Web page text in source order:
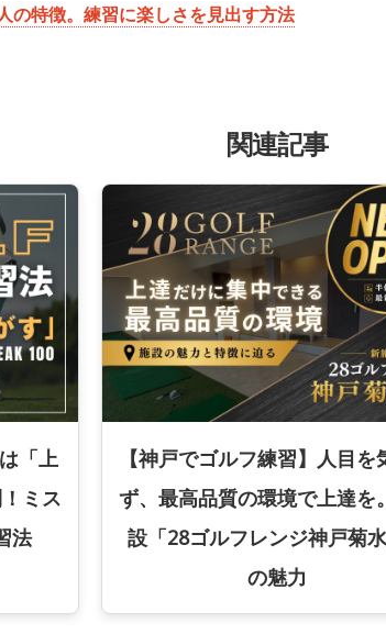
の特徴。練習に楽しさを見出す方法
関連記事
「上
ミス
法
【神戸でゴルフ練習】人目を
ず、最高品質の環境で上達を
設「28ゴルフレンジ神戸菊水
の魅力